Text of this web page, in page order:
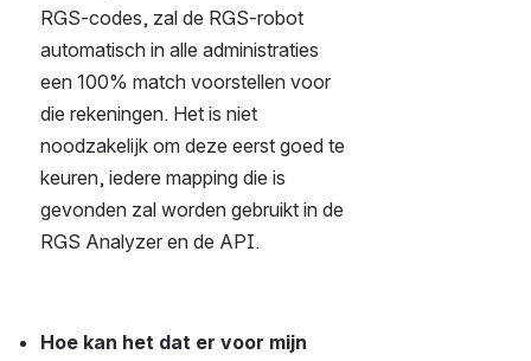
RGS-codes, zal de RGS-robot
automatisch in alle administraties
een 100% match voorstellen voor
die rekeningen. Het is niet
noodzakelijk om deze eerst goed te
keuren, iedere mapping die is
gevonden zal worden gebruikt in de
RGS Analyzer en de API.
Hoe kan het dat er voor mijn